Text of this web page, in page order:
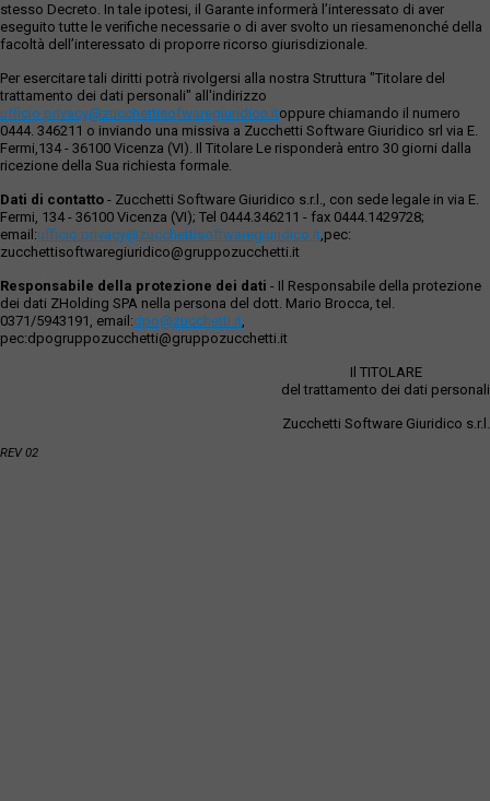
stesso Decreto. In tale ipotesi, il Garante informerà l’interessato di aver
eseguito tutte le verifiche necessarie o di aver svolto un riesamenonché della
facoltà dell’interessato di proporre ricorso giurisdizionale.
Per esercitare tali diritti potrà rivolgersi alla nostra Struttura "Titolare del
trattamento dei dati personali" all'indirizzo
ufficio.privacy@zucchettisofwaregiuridico.itoppure chiamando il numero
0444. 346211 o inviando una missiva a Zucchetti Software Giuridico srl via E.
Fermi,134 - 36100 Vicenza (VI). Il Titolare Le risponderà entro 30 giorni dalla
ricezione della Sua richiesta formale.
Dati di contatto - Zucchetti Software Giuridico s.r.l., con sede legale in via E.
Fermi, 134 - 36100 Vicenza (VI); Tel 0444.346211 - fax 0444.1429728;
email:ufficio.privacy@zucchettisoftwaregiuridico.it,pec:
zucchettisoftwaregiuridico@gruppozucchetti.it
Responsabile della protezione dei dati - Il Responsabile della protezione
dei dati ZHolding SPA nella persona del dott. Mario Brocca, tel.
0371/5943191, email:dpo@zucchetti.it,
pec:dpogruppozucchetti@gruppozucchetti.it
Il TITOLARE
del trattamento dei dati personali
Zucchetti Software Giuridico s.r.l.
REV 02